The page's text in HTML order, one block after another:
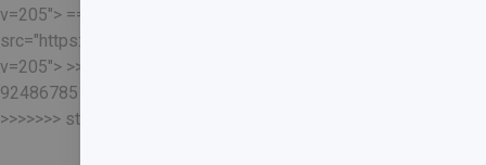
v=205"> =======
src="https://loja.sabin.com.br//skin/frontend/sabin/default/
v=205"> >>>>>>>
92486785178204652eaf37adafb13ec7f5401a93
>>>>>>> staging-merge